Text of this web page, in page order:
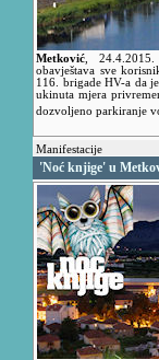
Metković
obavještava sve
116. brigade HV-a da
ukinuta mjera
dozvoljeno parkiranje
Manifestacije
'Noć knjige' u